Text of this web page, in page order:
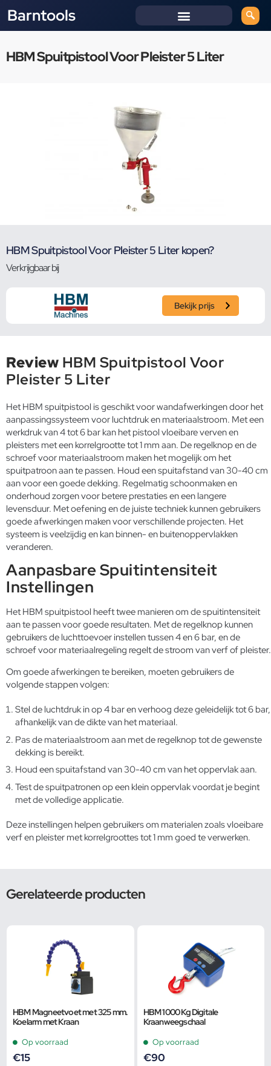
Barntools
HBM Spuitpistool Voor Pleister 5 Liter
HBM Spuitpistool Voor Pleister 5 Liter kopen?
Verkrijgbaar bij
Bekijk prijs
Review HBM Spuitpistool Voor
Pleister 5 Liter
Het HBM spuitpistool is geschikt voor wandafwerkingen door het
aanpassingssysteem voor luchtdruk en materiaalstroom. Met een
werkdruk van 4 tot 6 bar kan het pistool vloeibare verven en
pleisters met een korrelgrootte tot 1 mm aan. De regelknop en de
schroef voor materiaalstroom maken het mogelijk om het
spuitpatroon aan te passen. Houd een spuitafstand van 30-40 cm
aan voor een goede dekking. Regelmatig schoonmaken en
onderhoud zorgen voor betere prestaties en een langere
levensduur. Met oefening en de juiste techniek kunnen gebruikers
goede afwerkingen maken voor verschillende projecten. Het
systeem is veelzijdig en kan binnen- en buitenoppervlakken
veranderen.
Aanpasbare Spuitintensiteit
Instellingen
Het HBM spuitpistool heeft twee manieren om de spuitintensiteit
aan te passen voor goede resultaten. Met de regelknop kunnen
gebruikers de luchttoevoer instellen tussen 4 en 6 bar, en de
schroef voor materiaalregeling regelt de stroom van verf of pleister.
Om goede afwerkingen te bereiken, moeten gebruikers de
volgende stappen volgen:
Stel de luchtdruk in op 4 bar en verhoog deze geleidelijk tot 6 bar,
afhankelijk van de dikte van het materiaal.
Pas de materiaalstroom aan met de regelknop tot de gewenste
dekking is bereikt.
Houd een spuitafstand van 30-40 cm van het oppervlak aan.
Test de spuitpatronen op een klein oppervlak voordat je begint
met de volledige applicatie.
Deze instellingen helpen gebruikers om materialen zoals vloeibare
verf en pleister met korrelgroottes tot 1 mm goed te verwerken.
Gerelateerde producten
HBM Magneetvoet met 325 mm.
Koelarm met Kraan
Op voorraad
€15
HBM 1000 Kg Digitale
Kraanweegschaal
Op voorraad
€90